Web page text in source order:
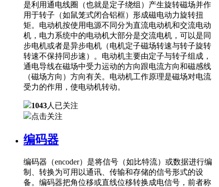
是利用通电线圈（也就是定子绕组）产生旋转磁场并作
用于转子（如鼠笼式闭合铝框）形成磁电动力旋转扭
矩。电动机按使用电源不同分为直流电动机和交流电动
机，电力系统中的电动机大部分是交流电机，可以是同
步电机或者是异步电机（电机定子磁场转速与转子旋转
转速不保持同步速）。电动机主要由定子与转子组成，
通电导线在磁场中受力运动的方向跟电流方向和磁感线
（磁场方向）方向有关。电动机工作原理是磁场对电流
受力的作用，使电动机转动。
1043人已关注
点击关注
编码器
编码器（encoder）是将信号（如比特流）或数据进行编
制、转换为可用以通讯、传输和存储的信号形式的设
备。编码器把角位移或直线位移转换成电信号，前者称